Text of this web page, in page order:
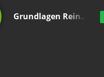
Grundlagen Rein…